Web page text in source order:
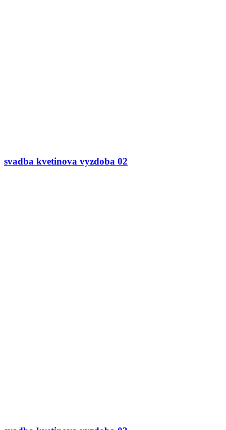
svadba kvetinova vyzdoba 02